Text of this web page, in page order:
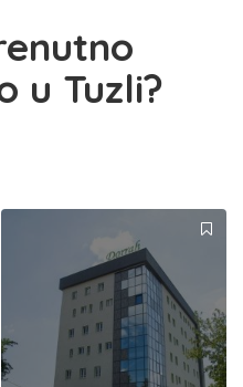
u Tuzli?